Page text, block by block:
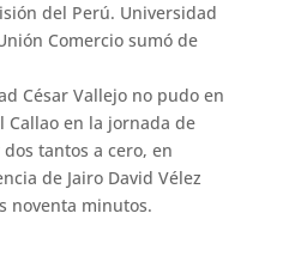
del Perú. Universidad
Comercio sumó de
César Vallejo no pudo en
Callao en la jornada de
tantos a cero, en
de Jairo David Vélez
noventa minutos.